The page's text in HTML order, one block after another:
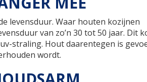
levensduur. Waar houten kozijnen
van zo’n 30 tot 50 jaar. Dit
straling. Hout daarentegen is
wordt.